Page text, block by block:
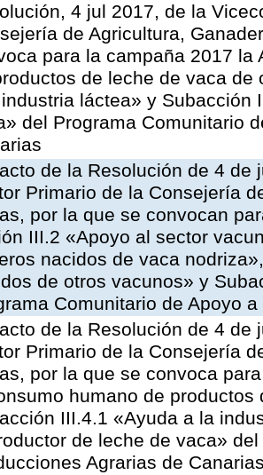
4 jul 2017, de la
de Agricultura,
para la campaña 2017
de leche de vaca
láctea» y Subacción
del Programa Comunitario
de la Resolución de 4
Primario de la Consejería
por la que se convocan
III.2 «Apoyo al sector
nacidos de vaca
de otros vacunos» y
Comunitario de Apoyo
de la Resolución de 4
Primario de la Consejería
por la que se convoca
humano de
III.4.1 «Ayuda a la
de leche de vaca»
Agrarias de